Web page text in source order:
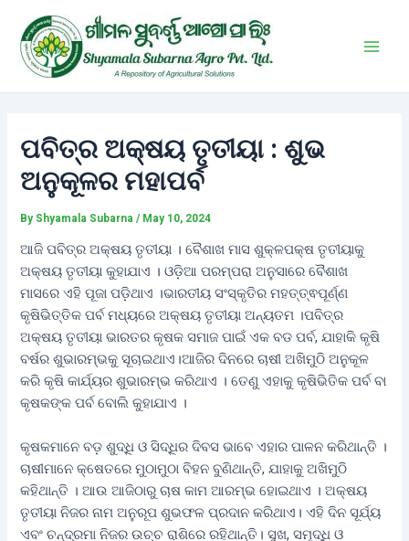
content
ପବିତ୍ର ଅକ୍ଷୟ ତୃତୀୟା : ଶୁଭ
ଅନୁକୂଳର ମହାପର୍ବ
By Shyamala Subarna/ May 10, 2024
ଆଜି ପବିତ୍ର ଅକ୍ଷୟ ତୃତୀୟା । ବୈଶାଖ ମାସ ଶୁକ୍ଳପକ୍ଷ ତୃତୀୟାକୁ
ଅକ୍ଷୟ ତୃତୀୟା କୁହାଯାଏ । ଓଡ଼ିଆ ପରମ୍ପରା ଅନୁସାରେ ବୈଶାଖ
ମାସରେ ଏହି ପୂଜା ପଡ଼ିଥାଏ ।ଭାରତୀୟ ସଂସ୍କୃତିର ମହତ୍ତ୍ଵପୂର୍ଣ୍ଣ
କୃଷିଭିତ୍ତିକ ପର୍ବ ମଧ୍ୟରେ ଅକ୍ଷୟ ତୃତୀୟା ଅନ୍ୟତମ ।ପବିତ୍ର
ଅକ୍ଷୟ ତୃତୀୟା ଭାରତର କୃଷକ ସମାଜ ପାଇଁ ଏକ ବଡ ପର୍ବ, ଯାହାକି କୃଷି
ବର୍ଷର ଶୁଭାରମ୍ଭକୁ ସୂଚାଇଥାଏ।ଆଜିର ଦିନରେ ଚାଷୀ ଅଖିମୁଠି ଅନୁକୂଳ
କରି କୃଷି କାର୍ଯ୍ୟର ଶୁଭାରମ୍ଭ କରିଥାଏ । ତେଣୁ ଏହାକୁ କୃଷିଭିତିକ ପର୍ବ ବା
କୃଷକଙ୍କ ପର୍ବ ବୋଲି କୁହାଯାଏ ।
କୃଷକମାନେ ବଡ଼ ଶୁଦ୍ଧି ଓ ସିଦ୍ଧିର ଦିବସ ଭାବେ ଏହାର ପାଳନ କରିଥାନ୍ତି ।
ଚାଷୀମାନେ କ୍ଷେତରେ ମୁଠାମୁଠା ବିହନ ବୁଣିଥାନ୍ତି, ଯାହାକୁ ଅଖିମୁଠି
କହିଥାନ୍ତି । ଆଉ ଆଜିଠାରୁ ଚାଷ କାମ ଆରମ୍ଭ ହୋଇଥାଏ । ଅକ୍ଷୟ
ତୃତୀୟା ନିଜର ନାମ ଅନୁରୂପ ଶୁଭଫଳ ପ୍ରଦାନ କରିଥାଏ। ଏହି ଦିନ ସୂର୍ଯ୍ୟ
ଏବଂ ଚନ୍ଦ୍ରମା ନିଜର ଉଚ୍ଚ ରାଶିରେ ରହିଥାନ୍ତି। ସୁଖ, ସମୃଦ୍ଧି ଓ
navigation